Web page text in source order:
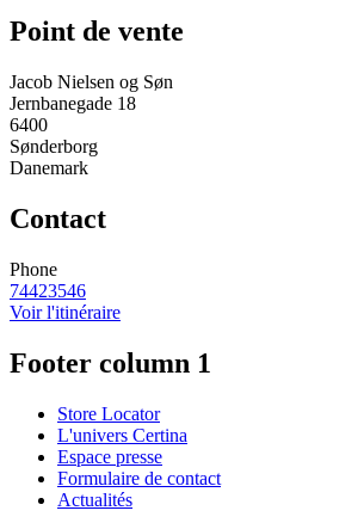
Point de vente
Jacob Nielsen og Søn
Jernbanegade 18
6400
Sønderborg
Danemark
Contact
Phone
74423546
Voir l'itinéraire
Footer column 1
Store Locator
L'univers Certina
Espace presse
Formulaire de contact
Actualités